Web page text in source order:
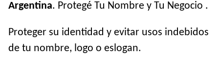
Argentina. Protegé Tu Nombre y Tu Negocio .
Proteger su identidad y evitar usos indebidos
de tu nombre, logo o eslogan.